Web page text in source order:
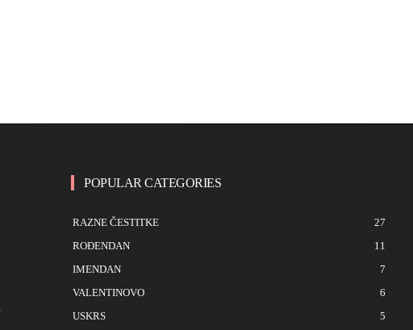
POPULAR CATEGORIES
RAZNE ČESTITKE
27
ROĐENDAN
11
IMENDAN
7
VALENTINOVO
6
USKRS
5